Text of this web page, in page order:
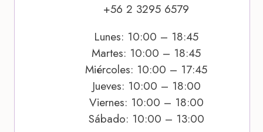
+56 2 3295 6579
Lunes: 10:00 – 18:45
Martes: 10:00 – 18:45
Miércoles: 10:00 – 17:45
Jueves: 10:00 – 18:00
Viernes: 10:00 – 18:00
Sábado: 10:00 – 13:00